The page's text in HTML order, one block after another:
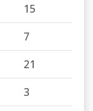
15
7
21
3